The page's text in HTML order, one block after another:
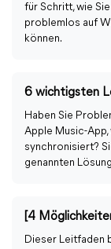
für Schritt, wie
problemlos auf
können.
Haben Sie
Apple Music-
synchronisiert?
genannten
Dieser Leitfaden